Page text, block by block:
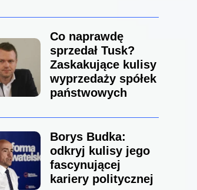
Co naprawdę
sprzedał Tusk?
Zaskakujące kulisy
wyprzedaży spółek
państwowych
Borys Budka:
odkryj kulisy jego
fascynującej
kariery politycznej